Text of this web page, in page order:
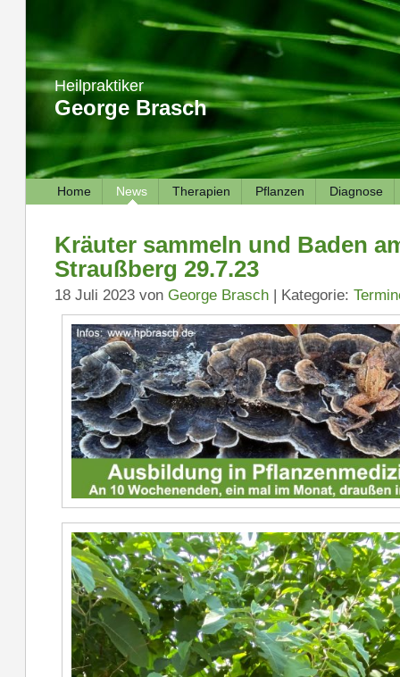
Heilpraktiker
George Brasch
Home News Therapien Pflanzen Diagnose
Kräuter sammeln und Baden
Straußberg 29.7.23
18 Juli 2023 von George Brasch| Kategorie: